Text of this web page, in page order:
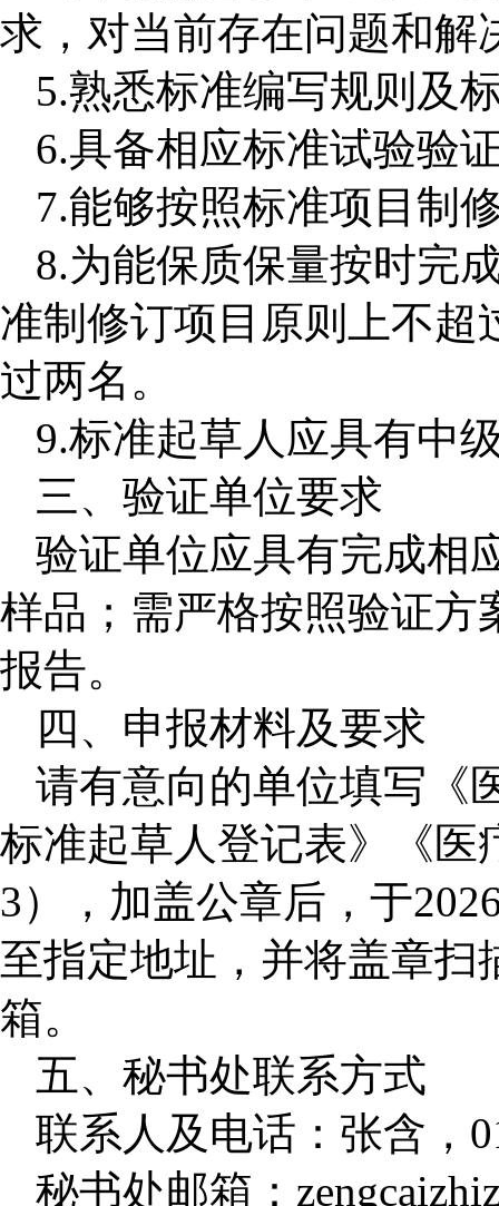
求，对当前存在问题和解
5.熟悉标准编写规则及
6.具备相应标准试验验
7.能够按照标准项目制
8.为能保质保量按时完
准制修订项目原则上不超
过两名 。
9.标准起草人应具有中
三、验证单位要求
验证单位应具有完成相
样品；需严格按照验证方
报告。
四、申报材料及要求
请有意向的单位填写《
标准起草人登记表》《医
3），加盖公章后，于
至指定地址，并将盖章扫
箱。
五、秘书处联系方式
联系人及电话：张含，
秘书处邮箱：